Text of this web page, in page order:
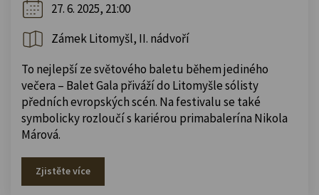
27. 6. 2025, 21:00
Zámek Litomyšl, II. nádvoří
To nejlepší ze světového baletu během jediného
večera – Balet Gala přiváží do Litomyšle sólisty
předních evropských scén. Na festivalu se také
symbolicky rozloučí s kariérou primabalerína Nikola
Márová.
Zjistěte více